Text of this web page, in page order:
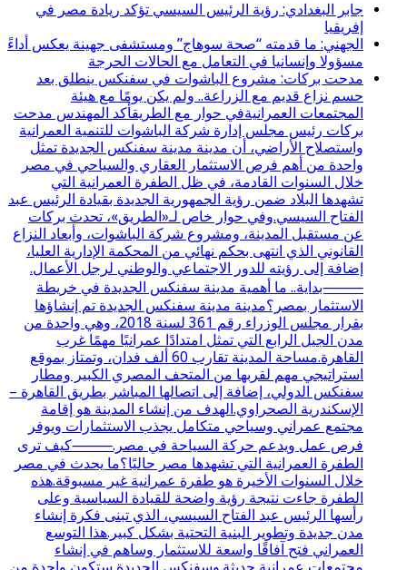
جابر البغدادي: رؤية الرئيس السيسي تؤكد ريادة مصر في
إفريقيا
الجهني: ما قدمته “صحة سوهاج” ومستشفى جهينة يعكس أداءً
مسؤولا وإنسانيا في التعامل مع الحالات الحرجة
مدحت بركات: مشروع الباشوات في سفنكس ينطلق بعد
حسم نزاع قديم مع الزراعة.. ولم يكن يومًا مع هيئة
المجتمعات العمرانيةفي حوار مع الطريقأكد المهندس مدحت
بركات رئيس مجلس إدارة شركة الباشوات للتنمية العمرانية
واستصلاح الأراضي، أن مدينة مدينة سفنكس الجديدة تمثل
واحدة من أهم فرص الاستثمار العقاري والسياحي في مصر
خلال السنوات القادمة، في ظل الطفرة العمرانية التي
تشهدها البلاد ضمن رؤية الجمهورية الجديدة بقيادة الرئيس عبد
الفتاح السيسي.وفي حوار خاص لـ«الطريق»، تحدث بركات
عن مستقبل المدينة، ومشروع شركة الباشوات، وأبعاد النزاع
القانوني الذي انتهى بحكم نهائي من المحكمة الإدارية العليا،
إضافة إلى رؤيته للدور الاجتماعي والوطني لرجل الأعمال.
⸻بداية.. ما أهمية مدينة سفنكس الجديدة في خريطة
الاستثمار بمصر؟مدينة مدينة سفنكس الجديدة تم إنشاؤها
بقرار مجلس الوزراء رقم 361 لسنة 2018، وهي واحدة من
مدن الجيل الرابع التي تمثل امتدادًا عمرانيًا مهمًا غرب
القاهرة.مساحة المدينة تقارب 60 ألف فدان، وتمتاز بموقع
استراتيجي مهم لقربها من المتحف المصري الكبير ومطار
سفنكس الدولي، إضافة إلى اتصالها المباشر بطريق القاهرة –
الإسكندرية الصحراوي.الهدف من إنشاء المدينة هو إقامة
مجتمع عمراني وسياحي متكامل يجذب الاستثمارات ويوفر
فرص عمل ويدعم حركة السياحة في مصر.⸻كيف ترى
الطفرة العمرانية التي تشهدها مصر حاليًا؟ما يحدث في مصر
خلال السنوات الأخيرة هو طفرة عمرانية غير مسبوقة.هذه
الطفرة جاءت نتيجة رؤية واضحة للقيادة السياسية وعلى
رأسها الرئيس عبد الفتاح السيسي، الذي تبنى فكرة إنشاء
مدن جديدة وتطوير البنية التحتية بشكل كبير.هذا التوسع
العمراني فتح آفاقًا واسعة للاستثمار وساهم في إنشاء